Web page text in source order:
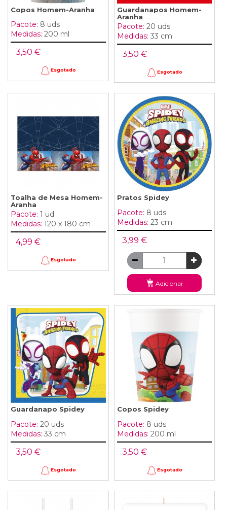
Copos Homem-Aranha
Pacote: 8 uds
Medidas: 200 ml
3,50 €
Esgotado
Guardanapos Homem-
Aranha
Pacote: 20 uds
Medidas: 33 cm
3,50 €
Esgotado
Toalha de Mesa Homem-
Aranha
Pacote: 1 ud
Medidas: 120 x 180 cm
4,99 €
Esgotado
Pratos Spidey
Pacote: 8 uds
Medidas: 23 cm
3,99 €
Adicionar
Guardanapo Spidey
Pacote: 20 uds
Medidas: 33 cm
3,50 €
Esgotado
Copos Spidey
Pacote: 8 uds
Medidas: 200 ml
3,50 €
Esgotado